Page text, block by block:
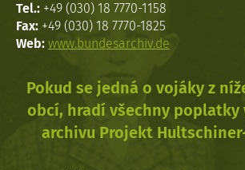
Tel.: +49 (030) 18 7770-1158
Fax: +49 (030) 18 7770-1825
Web: www.bundesarchiv.de
Pokud se jedná o vojáky z
obcí, hradí všechny poplatky
archivu Projekt